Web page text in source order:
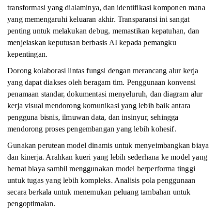
transformasi yang dialaminya, dan identifikasi komponen mana
yang memengaruhi keluaran akhir. Transparansi ini sangat
penting untuk melakukan debug, memastikan kepatuhan, dan
menjelaskan keputusan berbasis AI kepada pemangku
kepentingan.
Dorong kolaborasi lintas fungsi dengan merancang alur kerja
yang dapat diakses oleh beragam tim. Penggunaan konvensi
penamaan standar, dokumentasi menyeluruh, dan diagram alur
kerja visual mendorong komunikasi yang lebih baik antara
pengguna bisnis, ilmuwan data, dan insinyur, sehingga
mendorong proses pengembangan yang lebih kohesif.
Gunakan perutean model dinamis untuk menyeimbangkan biaya
dan kinerja. Arahkan kueri yang lebih sederhana ke model yang
hemat biaya sambil menggunakan model berperforma tinggi
untuk tugas yang lebih kompleks. Analisis pola penggunaan
secara berkala untuk menemukan peluang tambahan untuk
pengoptimalan.